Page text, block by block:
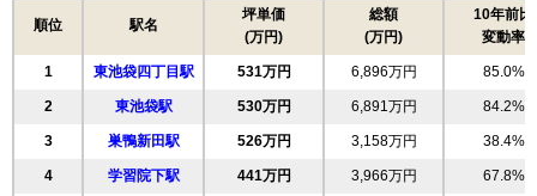
8,650万円～9,050万円
(135.2万円/㎡~141.4万円/㎡)
マンションナビで
無料一括査定をする
ルフォン南大塚ザレジデンス
367万円 3,669万円 75.0%
349万円 2,095万円 126.5%
19 千早 344万円 4,470万円 82.9%
20 要町 278万円 3,332万円 95.7%
順位 駅名
坪単価
(万円)
総額
(万円)
10年前比
変動率
1 東池袋四丁目駅 531万円 6,896万円 85.0%
2 東池袋駅 530万円 6,891万円 84.2%
3 巣鴨新田駅 526万円 3,158万円 38.4%
4 学習院下駅 441万円 3,966万円 67.8%